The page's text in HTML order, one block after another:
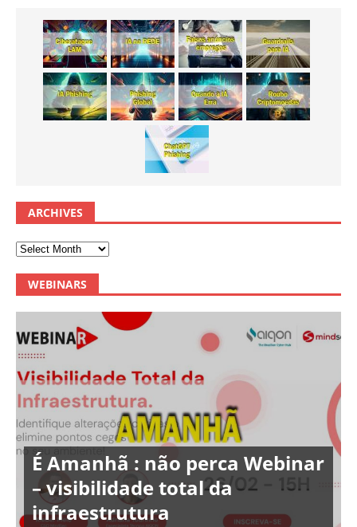
ARCHIVES
WEBINARS
É Amanhã : não perca Webinar
– visibilidade total da
infraestrutura